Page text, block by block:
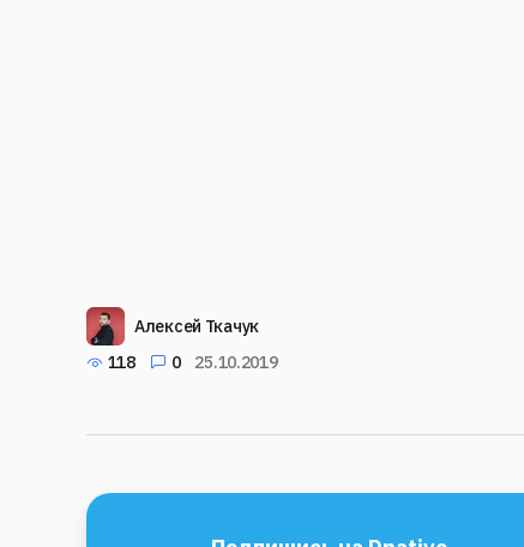
Алексей Ткачук
118
0 25.10.2019